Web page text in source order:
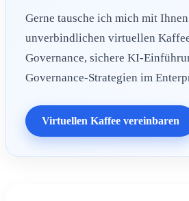
Gerne tausche ich mich mit
unverbindlichen virtuellen
Governance, sichere KI-
Governance-Strategien im
Virtuellen Kaffee vereinbaren